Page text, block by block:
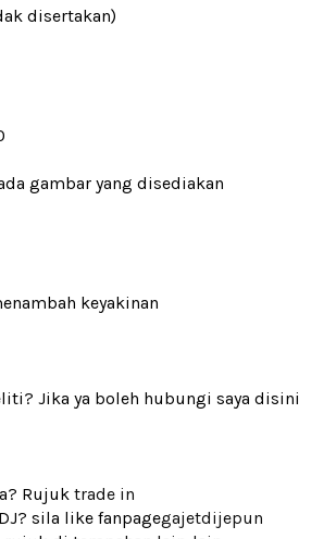
disertakan)
gambar yang disediakan
keyakinan
Jika ya boleh hubungi saya disini
Rujuk trade in
sila like fanpagegajetdijepun